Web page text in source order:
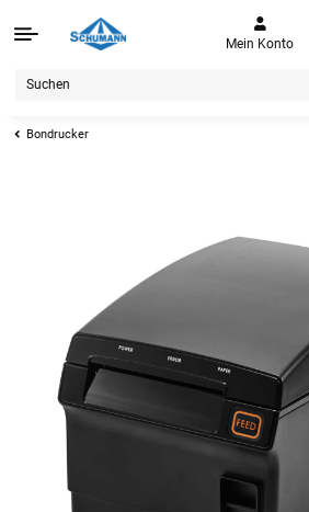
Mein Konto
Bondrucker